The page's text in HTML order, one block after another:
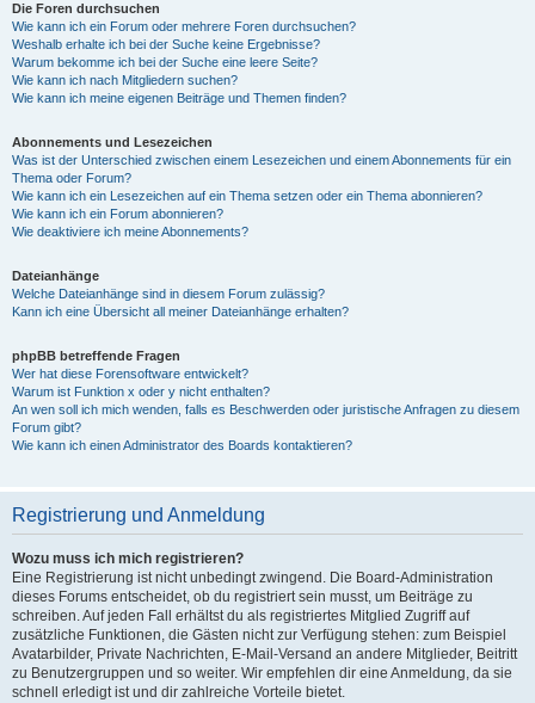
Die Foren durchsuchen
Wie kann ich ein Forum oder mehrere Foren durchsuchen?
Weshalb erhalte ich bei der Suche keine Ergebnisse?
Warum bekomme ich bei der Suche eine leere Seite?
Wie kann ich nach Mitgliedern suchen?
Wie kann ich meine eigenen Beiträge und Themen finden?
Abonnements und Lesezeichen
Was ist der Unterschied zwischen einem Lesezeichen und einem Abonnements für ein
Thema oder Forum?
Wie kann ich ein Lesezeichen auf ein Thema setzen oder ein Thema abonnieren?
Wie kann ich ein Forum abonnieren?
Wie deaktiviere ich meine Abonnements?
Dateianhänge
Welche Dateianhänge sind in diesem Forum zulässig?
Kann ich eine Übersicht all meiner Dateianhänge erhalten?
phpBB betreffende Fragen
Wer hat diese Forensoftware entwickelt?
Warum ist Funktion x oder y nicht enthalten?
An wen soll ich mich wenden, falls es Beschwerden oder juristische Anfragen zu diesem
Forum gibt?
Wie kann ich einen Administrator des Boards kontaktieren?
Registrierung und Anmeldung
Wozu muss ich mich registrieren?
Eine Registrierung ist nicht unbedingt zwingend. Die Board-Administration
dieses Forums entscheidet, ob du registriert sein musst, um Beiträge zu
schreiben. Auf jeden Fall erhältst du als registriertes Mitglied Zugriff auf
zusätzliche Funktionen, die Gästen nicht zur Verfügung stehen: zum Beispiel
Avatarbilder, Private Nachrichten, E-Mail-Versand an andere Mitglieder, Beitritt
zu Benutzergruppen und so weiter. Wir empfehlen dir eine Anmeldung, da sie
schnell erledigt ist und dir zahlreiche Vorteile bietet.